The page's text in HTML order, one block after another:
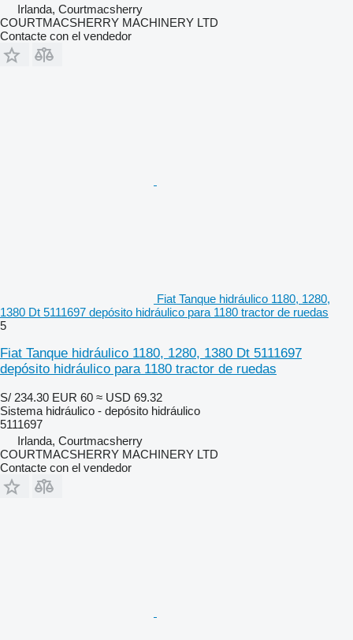
Irlanda, Courtmacsherry
COURTMACSHERRY MACHINERY LTD
Contacte con el vendedor
Fiat Tanque hidráulico 1180, 1280,
1380 Dt 5111697 depósito hidráulico para 1180 tractor de ruedas
5
Fiat Tanque hidráulico 1180, 1280, 1380 Dt 5111697
depósito hidráulico para 1180 tractor de ruedas
S/ 234.30 EUR 60 ≈ USD 69.32
Sistema hidráulico - depósito hidráulico
5111697
Irlanda, Courtmacsherry
COURTMACSHERRY MACHINERY LTD
Contacte con el vendedor